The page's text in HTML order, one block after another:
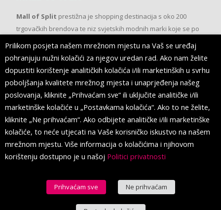
Mall of Split prestižna je shopping destinacija s oko 200
trgovačkih brendova te niz svjetskih modnih marki koje se po
prvi put pojavljuju u Splitu.
PRATITE NAS
© 2016 Mall of Split. All Rights Reserved.
Prilikom posjeta našem mrežnom mjestu na Vaš se uređaj
pohranjuju nužni kolačići za njegov uredan rad. Ako nam želite
dopustiti korištenje analitičkih kolačića i/ili marketinških u svrhu
poboljšanja kvalitete mrežnog mjesta i unaprjeđenja našeg
poslovanja, kliknite „Prihvaćam sve“ ili uključite analitičke i/ili
marketinške kolačiće u „Postavkama kolačića“. Ako to ne želite,
kliknite „Ne prihvaćam“. Ako odbijete analitičke i/ili marketinške
kolačiće, to neće utjecati na Vaše korisničko iskustvo na našem
mrežnom mjestu. Više informacija o kolačićima i njihovom
korištenju dostupno je u našoj Politici privatnosti
Prihvaćam sve Ne prihvaćam